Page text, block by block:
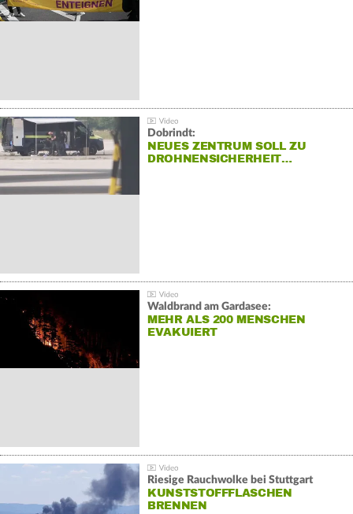
Dobrindt:
NEUES ZENTRUM SOLL ZU
DROHNENSICHERHEIT…
Waldbrand am Gardasee:
MEHR ALS 200 MENSCHEN
EVAKUIERT
Riesige Rauchwolke bei Stuttgart
KUNSTSTOFFFLASCHEN
BRENNEN